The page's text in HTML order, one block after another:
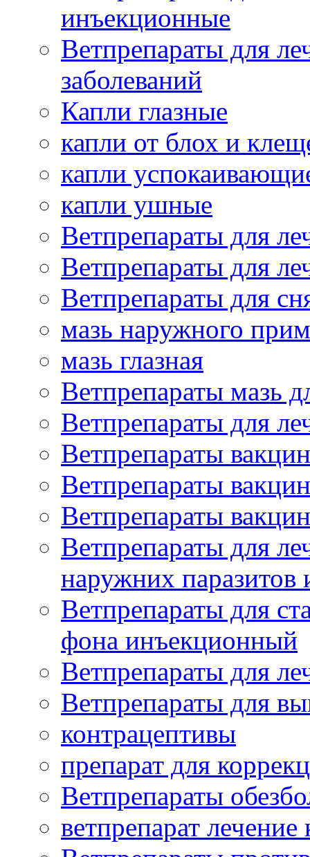
инъекционные
Ветпрепараты для
заболеваний
Капли глазные
капли от блох и
капли
капли ушные
Ветпрепараты для
Ветпрепараты для
Ветпрепараты для
мазь наружного
мазь глазная
Ветпрепараты мазь
Ветпрепараты для
Ветпрепараты
Ветпрепараты
Ветпрепараты
Ветпрепараты для
наружних
Ветпрепараты для
фона инъекционный
Ветпрепараты для
Ветпрепараты для
контрацептивы
препарат для
Ветпрепараты
ветпрепарат